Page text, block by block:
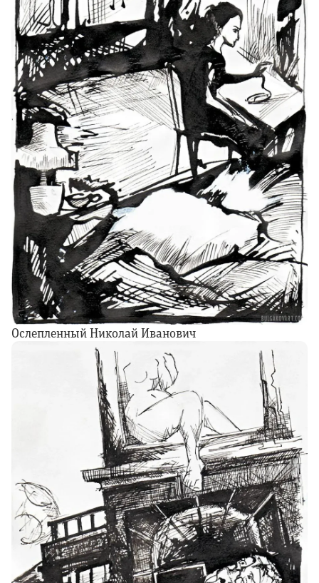
Ослепленный Николай Иванович